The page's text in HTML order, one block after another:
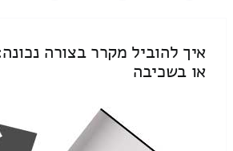
איך להוביל מקרר בצורה
או בשכיבה